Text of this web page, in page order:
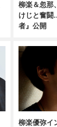
柳楽＆忽那
けじと奮闘
者』公開
柳楽優弥